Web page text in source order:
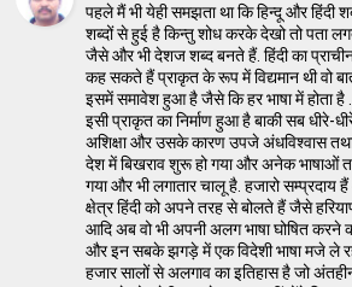
पहले मैं भी येही समझता था कि हिन्दू और हिंदी
शब्दों से हुई है किन्तु शोध करके देखो तो पता
जैसे और भी देशज शब्द बनते हैं. हिंदी का प्राचीन
कह सकते हैं प्राकृत के रूप में विद्यमान थी वो
इसमें समावेश हुआ है जैसे कि हर भाषा में होता
इसी प्राकृत का निर्माण हुआ है बाकी सब धीरे-
अशिक्षा और उसके कारण उपजे अंधविश्वास
देश में बिखराव शुरू हो गया और अनेक भाषाओं
गया और भी लगातार चालू है. हजारो
क्षेत्र हिंदी को अपने तरह से बोलते हैं जैसे
आदि अब वो भी अपनी अलग भाषा घोषित करने
और इन सबके झगड़े में एक विदेशी भाषा मजे ले
हजार सालों से अलगाव का इतिहास है जो